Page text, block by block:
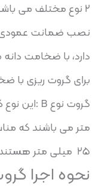
نصب ضمانت عمودی و
دارد، با ضخامت
۲۵ میلی متر هستند.
نحوه اجرا